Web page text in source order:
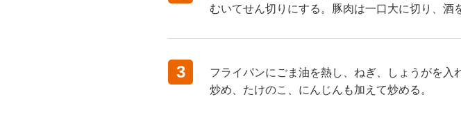
むいてせん切りにする。豚肉は一口大に切り、酒
3
フライパンにごま油を熱し、ねぎ、しょうがを
炒め、たけのこ、にんじんも加えて炒める。